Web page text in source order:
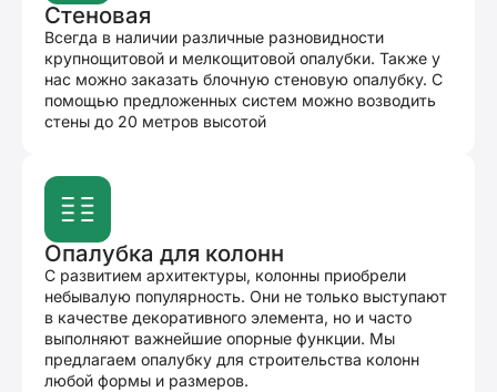
Стеновая
Всегда в наличии различные разновидности
крупнощитовой и мелкощитовой опалубки. Также у
нас можно заказать блочную стеновую опалубку. С
помощью предложенных систем можно возводить
стены до 20 метров высотой
Опалубка для колонн
С развитием архитектуры, колонны приобрели
небывалую популярность. Они не только выступают
в качестве декоративного элемента, но и часто
выполняют важнейшие опорные функции. Мы
предлагаем опалубку для строительства колонн
любой формы и размеров.